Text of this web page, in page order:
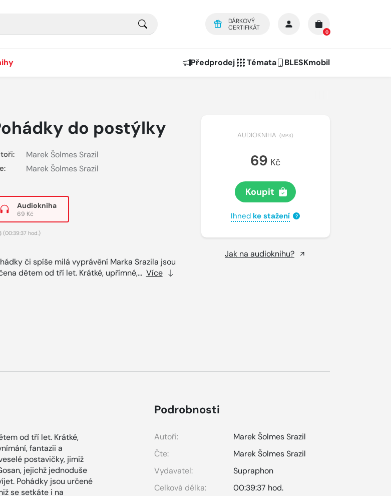
DÁRKOVÝ
CERTIFIKÁT
0
Předprodej Témata BLESKmobil
do postýlky
Marek Šolmes Srazil
Marek Šolmes Srazil
Audiokniha
69 Kč
(00:39:37 hod.)
či spíše milá vyprávění Marka Srazila jsou
dětem od tří let. Krátké, upřímné,... Více
AUDIOKNIHA (MP3)
69 Kč
Koupit
Ihned ke stažení ?
Jak na audioknihu?
od tří let. Krátké,
fantazii a
postavičky, jimiž
jejichž jednoduše
Pohádky jsou určené
se setkáte i na
Podrobnosti
Autoři:
Marek Šolmes Srazil
Čte:
Marek Šolmes Srazil
Vydavatel:
Supraphon
Celková délka:
00:39:37 hod.